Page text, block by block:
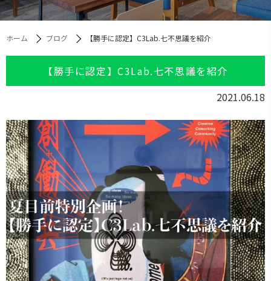
ホーム ブログ 【勝手に認定】C3Lab.七不思議を紹介
【勝手に認定】C3Lab.七不思議を紹介
2021.06.18